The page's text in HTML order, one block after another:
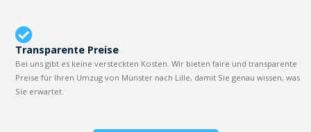
Transparente Preise
Bei uns gibt es keine versteckten Kosten. Wir bieten faire und transparente
Preise für Ihren Umzug von Münster nach Lille, damit Sie genau wissen, was
Sie erwartet.